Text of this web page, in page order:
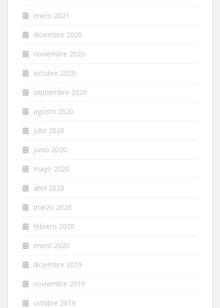
enero 2021
diciembre 2020
noviembre 2020
octubre 2020
septiembre 2020
agosto 2020
julio 2020
junio 2020
mayo 2020
abril 2020
marzo 2020
febrero 2020
enero 2020
diciembre 2019
noviembre 2019
octubre 2019